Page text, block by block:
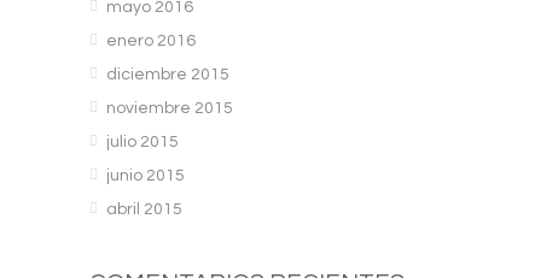
mayo 2016
enero 2016
diciembre 2015
noviembre 2015
julio 2015
junio 2015
abril 2015